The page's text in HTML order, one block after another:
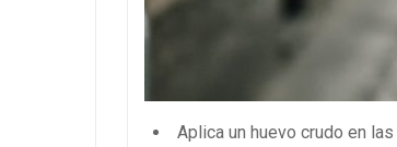
Aplica un huevo crudo en